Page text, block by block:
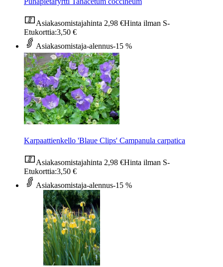
Asiakasomistajahinta 2,98 €Hinta ilman S-
Etukorttia:3,50 €
Asiakasomistaja-alennus-15 %
Karpaattienkello 'Blaue Clips' Campanula carpatica
Asiakasomistajahinta 2,98 €Hinta ilman S-
Etukorttia:3,50 €
Asiakasomistaja-alennus-15 %